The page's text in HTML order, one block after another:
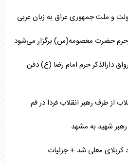
و ملت جمهوری عراق به زبان عربی
حضرت معصومه(س) برگزار می‌شود
دارالذکر حرم امام رضا (ع) دفن
از طرف رهبر انقلاب فردا در قم
شهید به مشهد
کربلای معلی شد + جزئیات